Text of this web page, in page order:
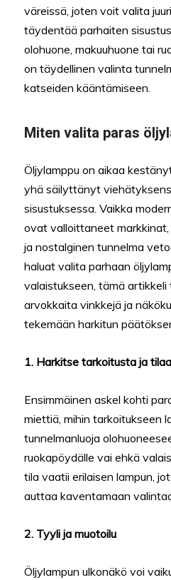
väreissä, joten voit valita
täydentää parhaiten
olohuone, makuuhuone tai
on täydellinen valinta
katseiden kääntämiseen.
Miten valita paras
Öljylamppu on aikaa
yhä säilyttänyt
sisustuksessa. Vaikka
ovat valloittaneet markkinat,
ja nostalginen tunnelma
haluat valita parhaan
valaistukseen, tämä artikkeli
arvokkaita vinkkejä ja
tekemään harkitun
1. Harkitse tarkoitusta ja tilaa
Ensimmäinen askel kohti
miettiä, mihin tarkoitukseen
tunnelmanluoja
ruokapöydälle vai ehkä
tila vaatii erilaisen lampun,
auttaa kaventamaan
2. Tyyli ja muotoilu
Öljylampun ulkonäkö voi